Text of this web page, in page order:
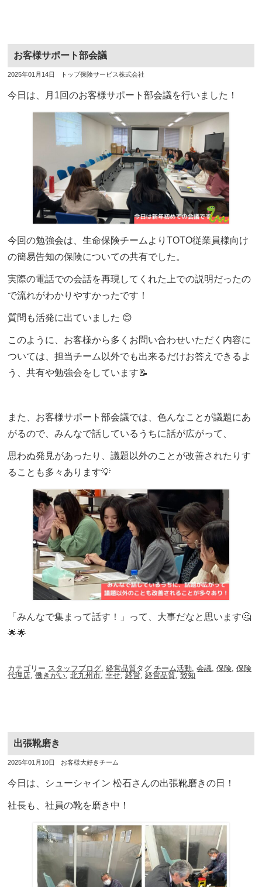
お客様サポート部会議
投
日
2025年01月14日
投
者
トップ保険サービス株式会社
今日は、月1回のお客様サポート部会議を行いました！
今回の勉強会は、生命保険チームよりTOTO従業員様向け
の簡易告知の保険についての共有でした。
実際の電話での会話を再現してくれた上での説明だったの
で流れがわかりやすかったです！
質問も活発に出ていました 😊
このように、お客様から多くお問い合わせいただく内容に
ついては、担当チーム以外でも出来るだけお答えできるよ
う、共有や勉強会をしています📝
また、お客様サポート部会議では、色んなことが議題にあ
がるので、みんなで話しているうちに話が広がって、
思わぬ発見があったり、議題以外のことが改善されたりす
ることも多々あります💡
「みんなで集まって話す！」って、大事だなと思います🤔
🌟🌟
カテゴリー スタッフブログ,経営品質タグチーム活動,会議,保険,保険
代理店,働きがい,北九州市,幸せ,経営,経営品質,致知
出張靴磨き
投
日
2025年01月10日
投
お客様大好きチーム
今日は、シューシャイン 松石さんの出張靴磨きの日！
社長も、社員の靴を磨き中！